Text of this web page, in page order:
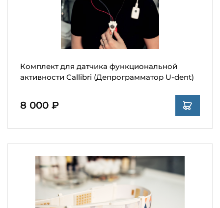
Комплект для датчика функциональной
активности Callibri (Депрограмматор U-dent)
8 000 ₽